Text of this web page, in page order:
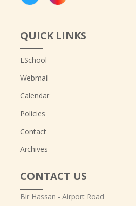
QUICK LINKS
ESchool
Webmail
Calendar
Policies
Contact
Archives
CONTACT US
Bir Hassan - Airport Road